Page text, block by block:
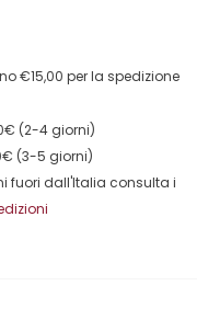
€15,00 per la spedizione
(2-4 giorni)
(3-5 giorni)
fuori dall'Italia consulta i